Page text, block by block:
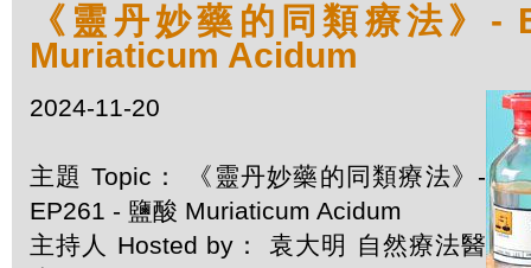
《靈丹妙藥的同類療法》-
Muriaticum Acidum
2024-11-20
主題 Topic： 《靈丹妙藥的同類療法》-
EP261 - 鹽酸 Muriaticum Acidum
主持人 Hosted by： 袁大明 自然療法醫